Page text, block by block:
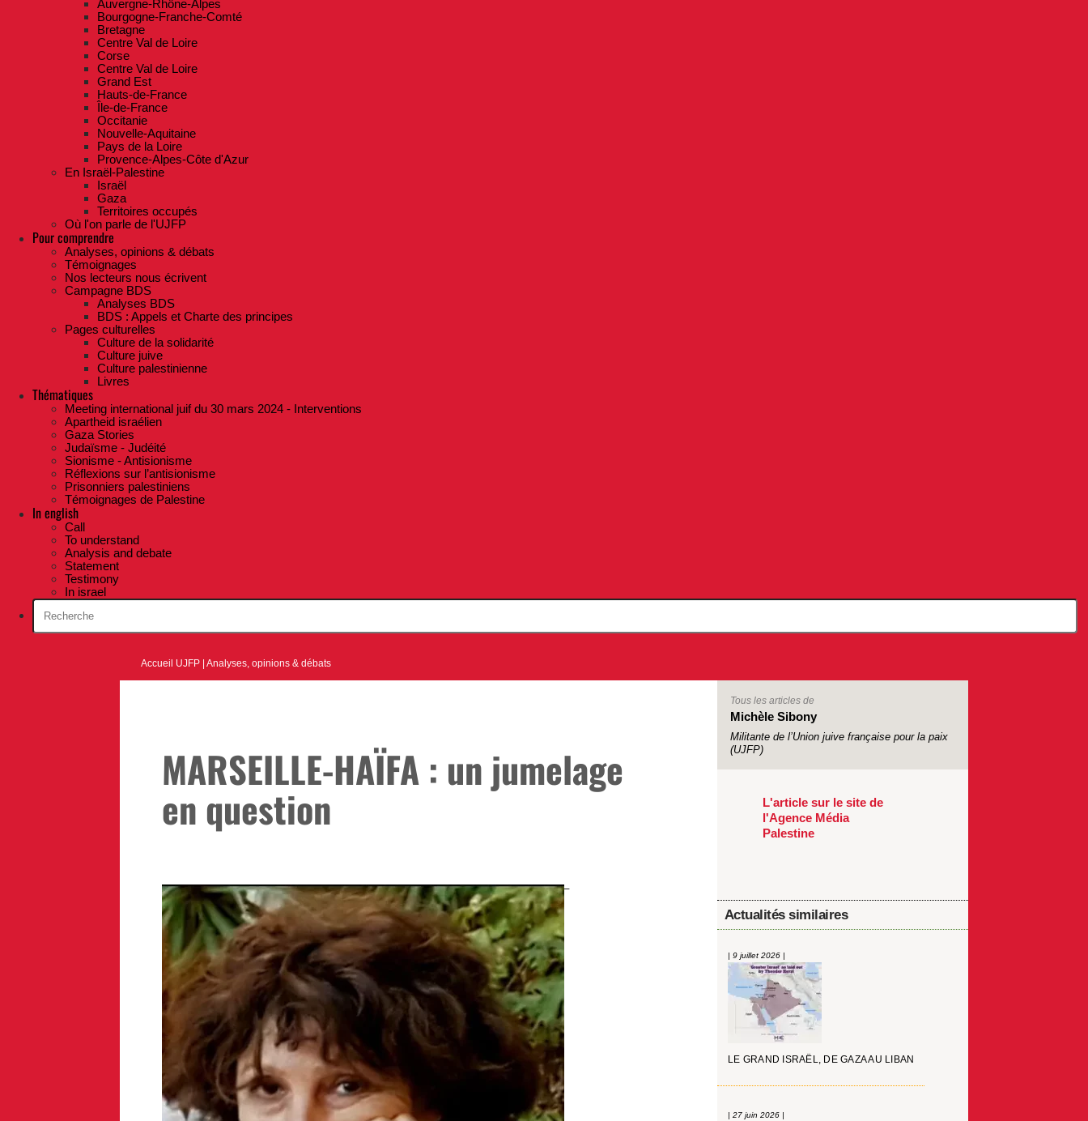
Auvergne-Rhône-Alpes
Bourgogne-Franche-Comté
Bretagne
Centre Val de Loire
Corse
Centre Val de Loire
Grand Est
Hauts-de-France
Île-de-France
Occitanie
Nouvelle-Aquitaine
Pays de la Loire
Provence-Alpes-Côte d'Azur
En Israël-Palestine
Israël
Gaza
Territoires occupés
Où l'on parle de l'UJFP
Pour comprendre
Analyses, opinions & débats
Témoignages
Nos lecteurs nous écrivent
Campagne BDS
Analyses BDS
BDS : Appels et Charte des principes
Pages culturelles
Culture de la solidarité
Culture juive
Culture palestinienne
Livres
Thématiques
Meeting international juif du 30 mars 2024 - Interventions
Apartheid israélien
Gaza Stories
Judaïsme - Judéité
Sionisme - Antisionisme
Réflexions sur l’antisionisme
Prisonniers palestiniens
Témoignages de Palestine
In english
Call
To understand
Analysis and debate
Statement
Testimony
In israel
Accueil UJFP |Analyses, opinions & débats
MARSEILLE-HAÏFA : un jumelage
en question
Tous les articles de
Michèle Sibony
Militante de l’Union juive française pour la paix
(UJFP)
L'article sur le site de
l'Agence Média
Palestine
Actualités similaires
| 9 juillet 2026 |
LE GRAND ISRAËL, DE GAZA AU LIBAN
| 27 juin 2026 |